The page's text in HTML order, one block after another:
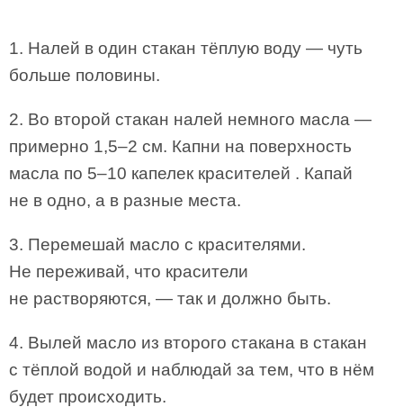
1. Налей в один стакан тёплую воду — чуть
больше половины.
2. Во второй стакан налей немного масла —
примерно 1,5–2 см. Капни на поверхность
масла по 5–10 капелек красителей . Капай
не в одно, а в разные места.
3. Перемешай масло с красителями.
Не переживай, что красители
не растворяются, — так и должно быть.
4. Вылей масло из второго стакана в стакан
с тёплой водой и наблюдай за тем, что в нём
будет происходить.